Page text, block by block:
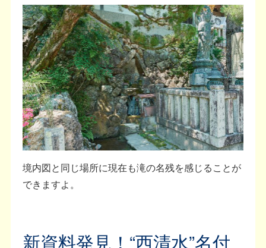
境内図と同じ場所に現在も滝の名残を感じることが
できますよ。
新資料発見！“西清水”名付